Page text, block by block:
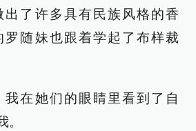
出了许多具有民族风格的香
罗随妹也跟着学起了布样裁
在她们的眼睛里看到了自
。